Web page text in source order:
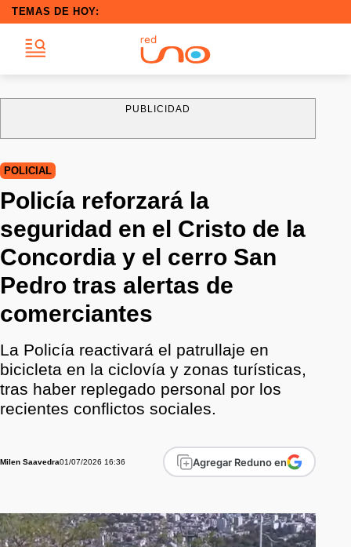
TEMAS DE HOY:
PUBLICIDAD
POLICIAL
Policía reforzará la
seguridad en el Cristo de la
Concordia y el cerro San
Pedro tras alertas de
comerciantes
La Policía reactivará el patrullaje en
bicicleta en la ciclovía y zonas turísticas,
tras haber replegado personal por los
recientes conflictos sociales.
Milen Saavedra01/07/2026 16:36 Agregar Reduno en